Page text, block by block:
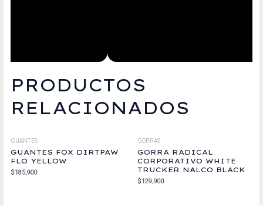
PRODUCTOS
RELACIONADOS
GUANTES
GUANTES FOX DIRTPAW
FLO YELLOW
$185,900
GORRAS
GORRA RADICAL
CORPORATIVO WHITE
TRUCKER NALCO BLACK
$129,900